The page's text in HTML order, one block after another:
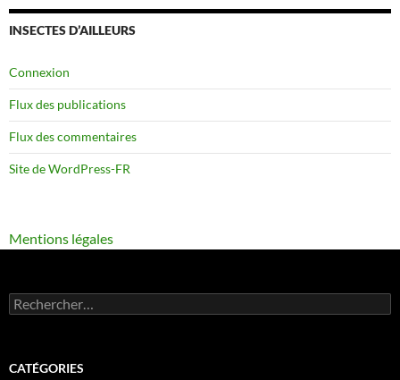
INSECTES D’AILLEURS
Connexion
Flux des publications
Flux des commentaires
Site de WordPress-FR
Mentions légales
Rechercher :
CATÉGORIES